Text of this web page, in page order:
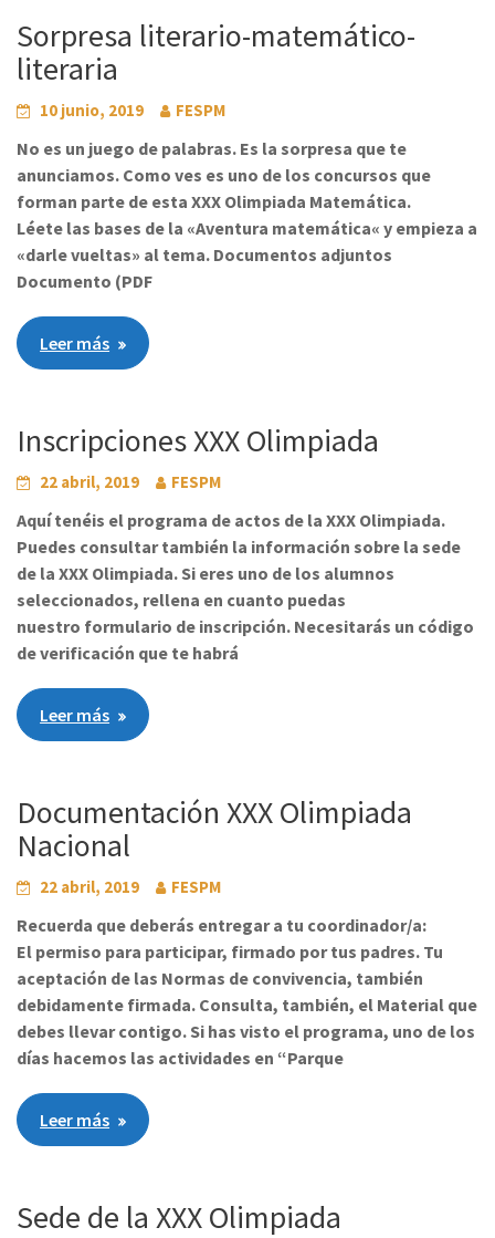
Sorpresa literario-matemático-
literaria
10 junio, 2019 FESPM
No es un juego de palabras. Es la sorpresa que te
anunciamos. Como ves es uno de los concursos que
forman parte de esta XXX Olimpiada Matemática.
Léete las bases de la «Aventura matemática« y empieza a
«darle vueltas» al tema. Documentos adjuntos
Documento (PDF
Leer más
Inscripciones XXX Olimpiada
22 abril, 2019 FESPM
Aquí tenéis el programa de actos de la XXX Olimpiada.
Puedes consultar también la información sobre la sede
de la XXX Olimpiada. Si eres uno de los alumnos
seleccionados, rellena en cuanto puedas
nuestro formulario de inscripción. Necesitarás un código
de verificación que te habrá
Leer más
Documentación XXX Olimpiada
Nacional
22 abril, 2019 FESPM
Recuerda que deberás entregar a tu coordinador/a:
El permiso para participar, firmado por tus padres. Tu
aceptación de las Normas de convivencia, también
debidamente firmada. Consulta, también, el Material que
debes llevar contigo. Si has visto el programa, uno de los
días hacemos las actividades en “Parque
Leer más
Sede de la XXX Olimpiada